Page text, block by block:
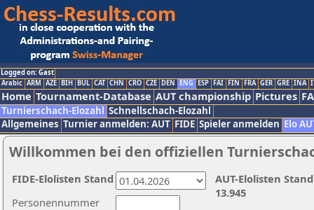
Logged on: Gast
Arabic ARM AZE BIH BUL CAT CHN CRO CZE DEN ENG ESP FAI FIN FRA GER GRE INA
Home Tournament-Database AUT championship Pictures
Turnierschach-Elozahl Schnellschach-Elozahl
Allgemeines Turnier anmelden: AUT FIDE Spieler anmelden Elo
Willkommen bei den offiziellen
Personennummer
AUT-Elolisten
13.945
FIDE-Elolisten Stand